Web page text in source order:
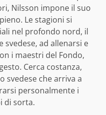
Nilsson impone il suo
Le stagioni si
nel profondo nord, il
ad allenarsi e
i maestri del Fondo,
Cerca costanza,
svedese che arriva a
personalmente i
di sorta.